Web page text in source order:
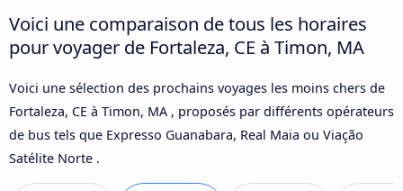
Voici une comparaison de tous les horaires
pour voyager de Fortaleza, CE à Timon, MA
Voici une sélection des prochains voyages les moins chers de
Fortaleza, CE à Timon, MA , proposés par différents opérateurs
de bus tels que Expresso Guanabara, Real Maia ou Viação
Satélite Norte .